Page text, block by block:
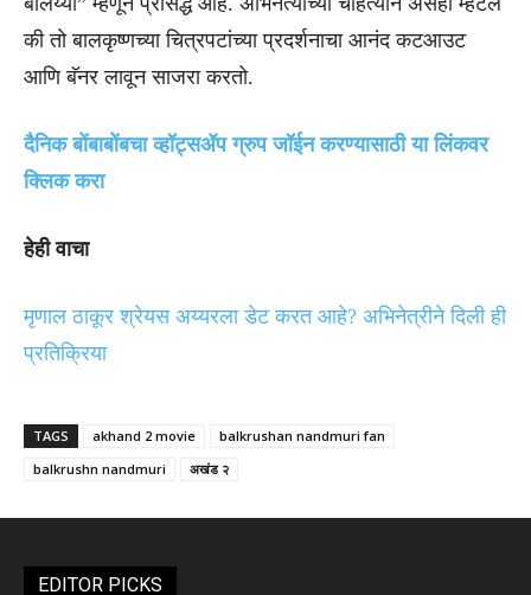
की तो बालकृष्णच्या चित्रपटांच्या प्रदर्शनाचा आनंद कटआउट
आणि बॅनर लावून साजरा करतो.
दैनिक बोंबाबोंबचा व्हॉट्सॲप ग्रुप जॉईन करण्यासाठी या लिंकवर
क्लिक करा
हेही वाचा
मृणाल ठाकूर श्रेयस अय्यरला डेट करत आहे? अभिनेत्रीने दिली ही
प्रतिक्रिया
TAGS akhand 2 movie
balkrushan nandmuri fan
balkrushn nandmuri
अखंड २
EDITOR PICKS